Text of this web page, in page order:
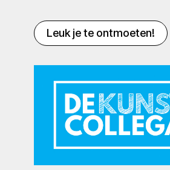
Leuk je te ontmoeten!